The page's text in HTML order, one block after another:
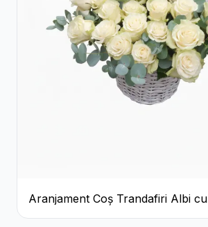
Aranjament Coș Trandafiri Albi cu
Accent Roșu